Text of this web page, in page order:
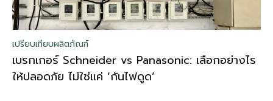
เปรียบเทียบผลิตภัณฑ์
เบรกเกอร์ Schneider vs Panasonic: เลือกอย่างไร
ให้ปลอดภัย ไม่ใช่แค่ ‘กันไฟดูด’